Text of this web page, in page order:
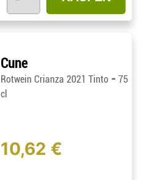
Cune
Rotwein Crianza 2021 Tinto -75
cl
10,62 €